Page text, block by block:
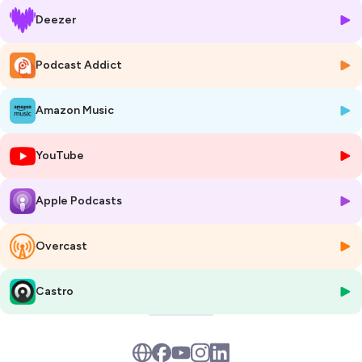
Hébergé par Ausha. Visitez
Deezer
Podcast Addict
Amazon Music
YouTube
Apple Podcasts
Overcast
Castro